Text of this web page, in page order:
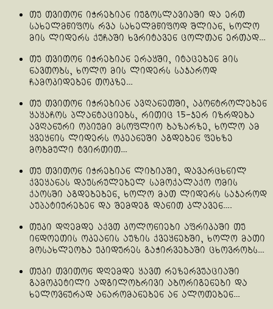
თუ თვითონ იჭრებიან იუგოსლავიაში და ერთ
სახელმწიფოს რვა სახელმწიფოდ შლიან, ხოლო
მის ლიდერს ქუჩაში ხვრიტავენ ცოლთან ერთად…
თუ თვითონ იჭრებიან ერაყში, იტაცებენ მის
ნავთობს, ხოლო მის ლიდერს საჯაროდ
ჩამოკიდებენ თოკზე…
თუ თვითონ იჭრებიან ავღანეთში, აკონტროლებენ
ყაყაჩოს პლანტაციებს, რითიც 15-ჯერ იზრდება
ავღანური ოპიუმი მსოფლიო ბაზარზე, ხოლო ამ
ყვეყნის ლიდერს ოკეანეში აგდებენ ფეხზე
მობმული ტვირთით…
თუ თვითონ იჭრებიან ლიბიაში, დავარცხნილ
ქვეყანას დაუსრულებელ სამოქალაქო ომის
ქაოსში აგდებებენ, ხოლო მათ ლიდერს საჯაროდ
აუპატიურებენ და შემდეგ დანით კლავენ….
თუკი დღემდე აქვთ კოლონიები აფრიკაში თუ
ინდოეთის ოკეანის აუზის ქვეყნებში, ხოლო მათი
მოსახლეობა უკიდურეს გაჭირვებაში ცხოვრობს…
თუკი თვითონ დღემდე ყავთ რეზერვუაციაში
გამოკეტილი ადგილობრივი აბორიგენები და
ხელოვნურად ანარომანებენ ან ალოთებენ…